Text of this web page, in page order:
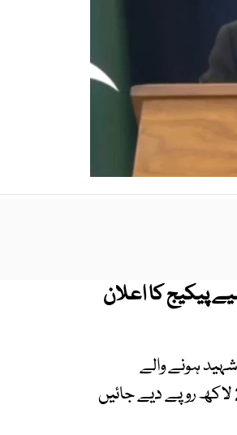
پیکیج کا اعلان
ہونے والے
پاکستانی شہریوں کے ورثا کو 1 کروڑ جبکہ زخمی ہونے والوں کو 10 سے 20 لاکھ روپے دیے جائیں